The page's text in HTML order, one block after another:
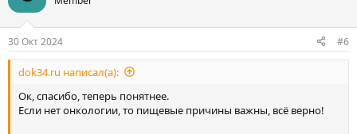
и
30 Окт 2024 #6
dok34.ru написал(а):
Ок, спасибо, теперь понятнее.
Если нет онкологии, то пищевые причины важны, всё верно!